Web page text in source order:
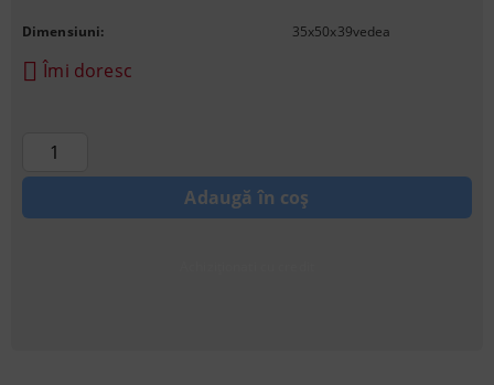
Dimensiuni: 35x50x39vedea
Îmi doresc